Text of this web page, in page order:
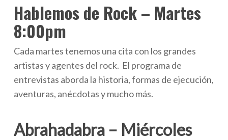
Hablemos de Rock – Martes
8:00pm
Cada martes tenemos una cita con los grandes
artistas y agentes del rock. El programa de
entrevistas aborda la historia, formas de ejecución,
aventuras, anécdotas y mucho más.
Abrahadabra – Miércoles